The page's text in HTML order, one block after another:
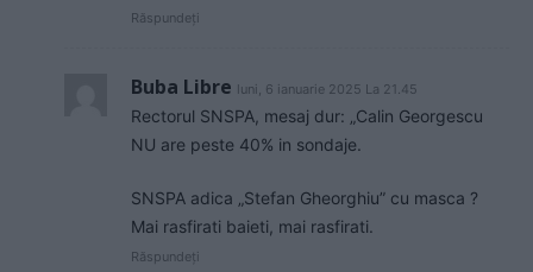
Răspundeți
Buba Libre luni, 6 ianuarie 2025 La 21.45
Rectorul SNSPA, mesaj dur: „Calin Georgescu
NU are peste 40% in sondaje.
SNSPA adica „Stefan Gheorghiu” cu masca ?
Mai rasfirati baieti, mai rasfirati.
Răspundeți